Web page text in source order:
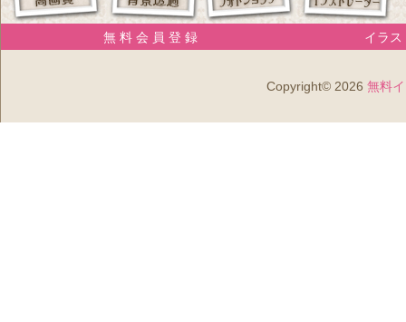
無 料 会 員 登 録 イラス
Copyright© 2026 無料